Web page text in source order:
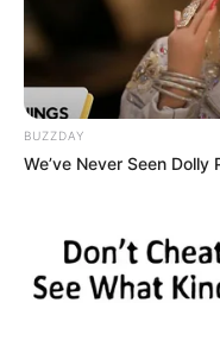
BUZZDAY
We’ve Never Seen